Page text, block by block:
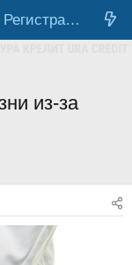
Регистрация
из-за